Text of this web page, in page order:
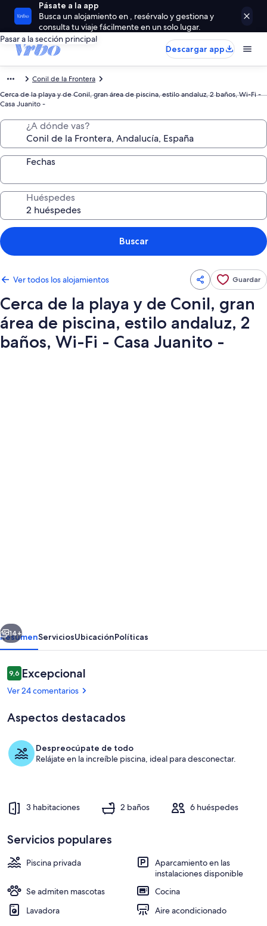
Pásate a la app
Busca un alojamiento en , resérvalo y gestiona y
consulta tu viaje fácilmente en un solo lugar.
Pasar a la sección principal
Descargar app
Conil de la Frontera
Cerca de la playa y de Conil, gran área de piscina, estilo andaluz, 2 baños, Wi-Fi -
Casa Juanito -
¿A dónde vas?
Fechas
Huéspedes
Buscar
Ver todos los alojamientos Guardar
Cerca de la playa y de Conil, gran
área de piscina, estilo andaluz, 2
baños, Wi-Fi - Casa Juanito -
y
de
Conil,
gran
de
piscina,
estilo
baños,
Fi
Juanito
Piscina
Siguiente
14+
ResumenServiciosUbicaciónPolíticas
Comentarios
9,69,6 de 10
Excepcional
Ver 24 comentarios
Aspectos destacados
Despreocúpate de todo
Relájate en la increíble piscina, ideal para desconectar.
3 habitaciones 2 baños 6 huéspedes
Servicios populares
Piscina privada
Aparcamiento en las
instalaciones disponible
Se admiten mascotas
Cocina
Lavadora
Aire acondicionado